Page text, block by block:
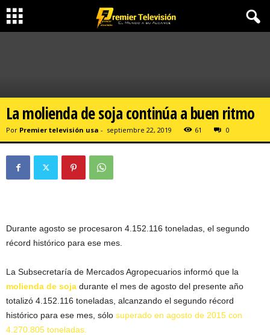
La molienda de soja continúa a buen ritmo
Por Premier televisión usa - septiembre 22, 2019 61 0
Durante agosto se procesaron 4.152.116 toneladas, el segundo
récord histórico para ese mes.
La Subsecretaría de Mercados Agropecuarios informó que la
molienda de soja durante el mes de agosto del presente año
totalizó 4.152.116 toneladas, alcanzando el segundo récord
histórico para ese mes, sólo superado en agosto de 2015 con
4.270.805 toneladas.